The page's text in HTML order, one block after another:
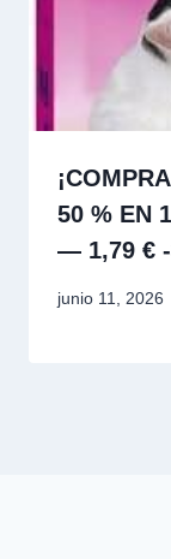
50 % EN
— 1,79 €
junio 11, 2026